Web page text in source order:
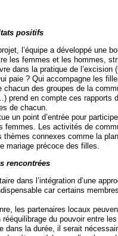
positifs
l’équipe a développé une
les femmes et les hommes,
dans la pratique de l’excision
paie ? Qui accompagne les
chacun des groupes de la
prend en compte ces rapports
de chacun.
un point d’entrée pour
femmes. Les activités de
thèmes connexes comme la
mariage précoce des filles.
rencontrées
dans l’intégration d’une
car certains
les partenaires locaux
du pouvoir entre
dans la durée, il serait